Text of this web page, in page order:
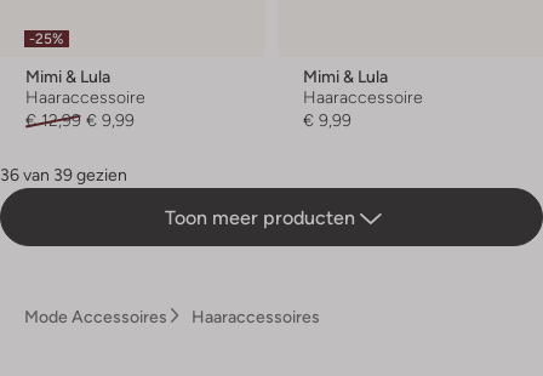
-25%
Mimi & Lula
Haaraccessoire
€ 12,99 € 9,99
Mimi & Lula
Haaraccessoire
€ 9,99
36 van 39 gezien
Toon meer producten
Mode Accessoires Haaraccessoires